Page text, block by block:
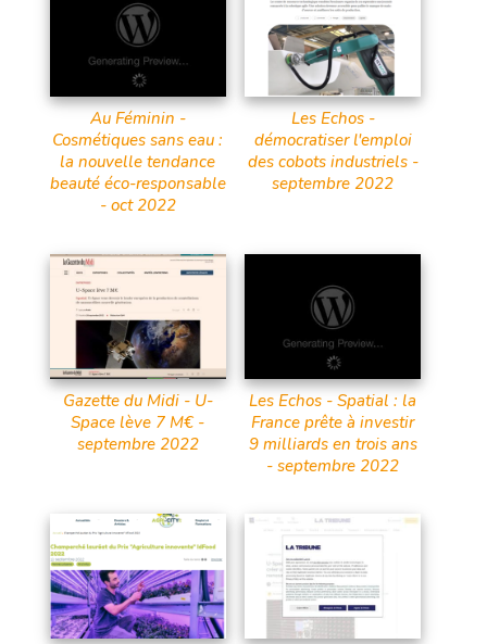
Au Féminin -
Cosmétiques sans eau :
la nouvelle tendance
beauté éco-responsable
- oct 2022
Les Echos -
démocratiser l'emploi
des cobots industriels -
septembre 2022
Gazette du Midi - U-
Space lève 7 M€ -
septembre 2022
Les Echos - Spatial : la
France prête à investir
9 milliards en trois ans
- septembre 2022